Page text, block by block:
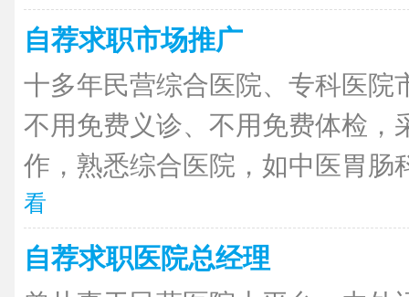
自荐求职市场推广
十多年民营综合医院、专科医院
不用免费义诊、不用免费体检，
作，熟悉综合医院，如中医胃肠
看
自荐求职医院总经理